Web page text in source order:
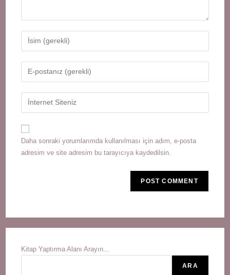
Enter
your
name
comment
Enter
your
email
address
comment
Enter
your
website
URL
(optional)
Daha sonraki yorumlarımda kullanılması için adım, e-posta
adresim ve site adresim bu tarayıcıya kaydedilsin.
Kitap Yaptırma Alanı Arayın...
ARA